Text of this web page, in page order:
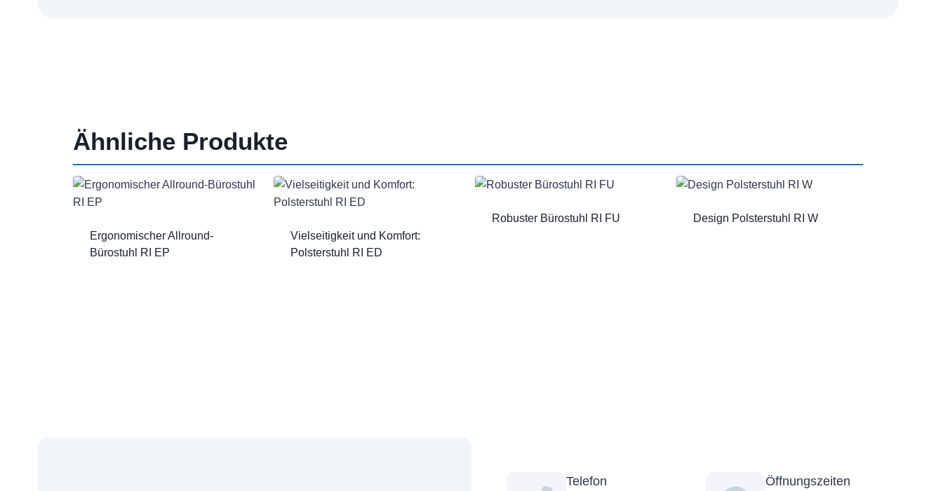
Ähnliche Produkte
Ergonomischer Allround-
Bürostuhl RI EP
Vielseitigkeit und Komfort:
Polsterstuhl RI ED
Robuster Bürostuhl RI FU Design Polsterstuhl RI W
Telefon
Öffnungs­zeiten